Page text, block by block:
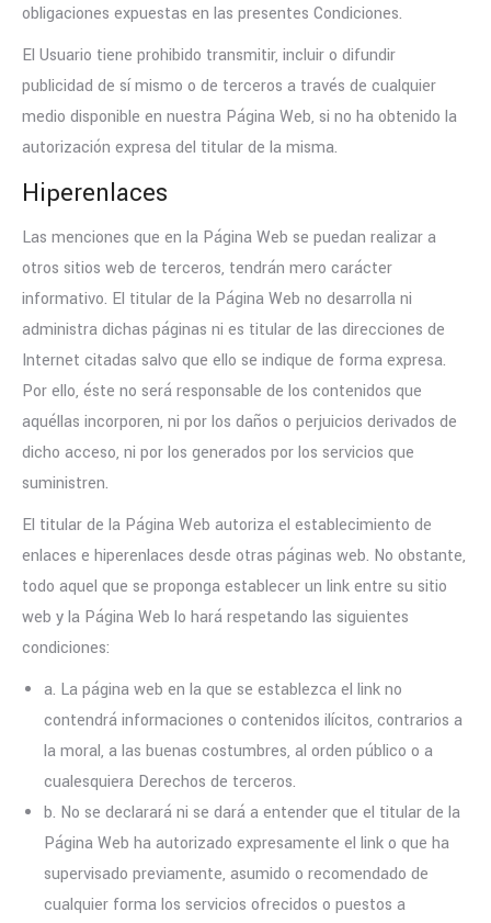
obligaciones expuestas en las presentes Condiciones.
El Usuario tiene prohibido transmitir, incluir o difundir
publicidad de sí mismo o de terceros a través de cualquier
medio disponible en nuestra Página Web, si no ha obtenido la
autorización expresa del titular de la misma.
Hiperenlaces
Las menciones que en la Página Web se puedan realizar a
otros sitios web de terceros, tendrán mero carácter
informativo. El titular de la Página Web no desarrolla ni
administra dichas páginas ni es titular de las direcciones de
Internet citadas salvo que ello se indique de forma expresa.
Por ello, éste no será responsable de los contenidos que
aquéllas incorporen, ni por los daños o perjuicios derivados de
dicho acceso, ni por los generados por los servicios que
suministren.
El titular de la Página Web autoriza el establecimiento de
enlaces e hiperenlaces desde otras páginas web. No obstante,
todo aquel que se proponga establecer un link entre su sitio
web y la Página Web lo hará respetando las siguientes
condiciones:
a. La página web en la que se establezca el link no
contendrá informaciones o contenidos ilícitos, contrarios a
la moral, a las buenas costumbres, al orden público o a
cualesquiera Derechos de terceros.
b. No se declarará ni se dará a entender que el titular de la
Página Web ha autorizado expresamente el link o que ha
supervisado previamente, asumido o recomendado de
cualquier forma los servicios ofrecidos o puestos a